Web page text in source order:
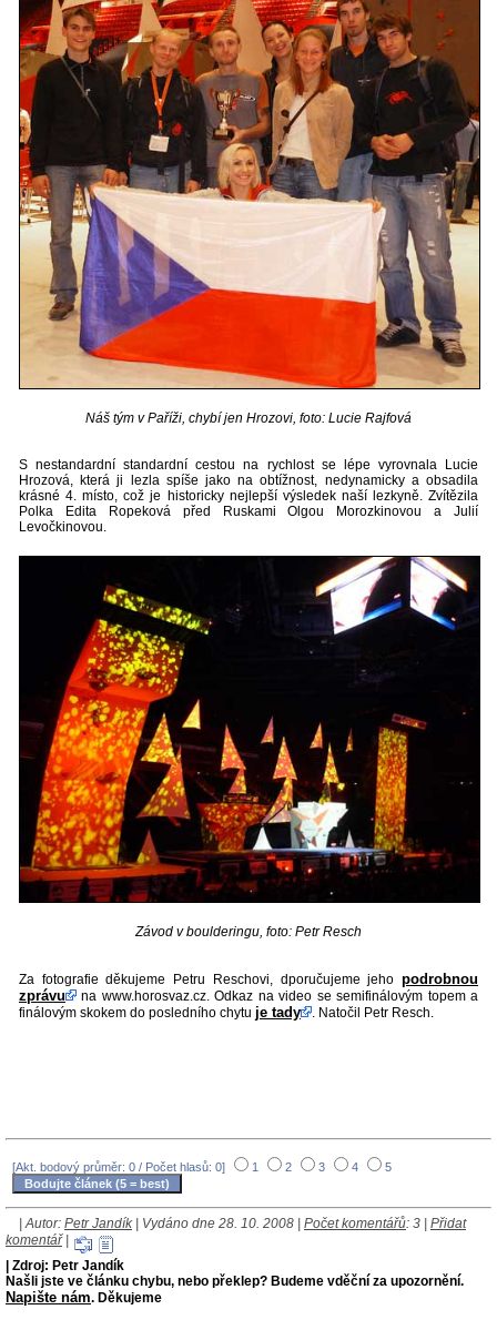
Náš tým v Paříži, chybí jen Hrozovi, foto: Lucie Rajfová
S nestandardní standardní cestou na rychlost se lépe vyrovnala Lucie
Hrozová, která ji lezla spíše jako na obtížnost, nedynamicky a obsadila
krásné 4. místo, což je historicky nejlepší výsledek naší lezkyně. Zvítězila
Polka Edita Ropeková před Ruskami Olgou Morozkinovou a Julií
Levočkinovou.
Závod v boulderingu, foto: Petr Resch
Za fotografie děkujeme Petru Reschovi, dporučujeme jeho podrobnou
zprávu
na www.horosvaz.cz. Odkaz na video se semifinálovým topem a
finálovým skokem do posledního chytu je tady . Natočil Petr Resch.
[Akt. bodový průměr: 0 / Počet hlasů: 0] 1 2 3 4 5
| Autor: Petr Jandík | Vydáno dne 28. 10. 2008 | Počet komentářů: 3 | Přidat
komentář|
| Zdroj: Petr Jandík
Našli jste ve článku chybu, nebo překlep? Budeme vděční za upozornění.
Napište nám. Děkujeme